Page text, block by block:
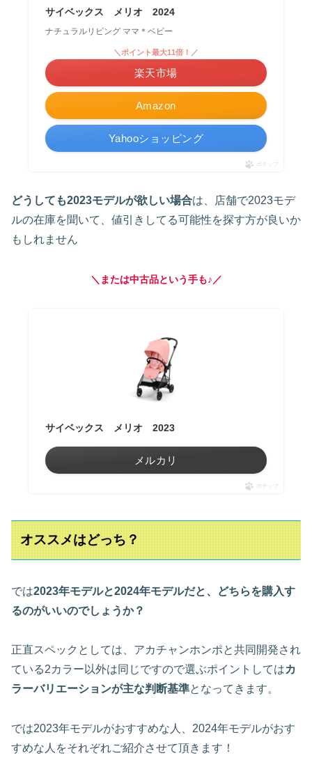
サイベックス メリオ 2024
ナチュラルリビング ママ＊ベビー
Amazon
＼ポイント最大11倍！／
楽天市場
Yahooショッピング
ポチップ
どうしても2023モデルが欲しい場合は、店舗で2023モデ
ルの在庫を聞いて、値引きしてる可能性を探す方が良いか
もしれません
＼または中古品という手も♪／
サイベックス メリオ 2023
メルカリ
ポチップ
オススメはどっち？
では2023年モデルと2024年モデルだと、どちらを購入す
るのがいいのでしょうか？
正直スペックとしては、アカチャンホンポと共同開発され
ている2カラー以外は同じですので選ぶポイントしてはカ
ラーバリエーションが主な判断基準となってきます。
では2023年モデルがおすすめな人、2024年モデルがおす
すめな人をそれぞれご紹介させて頂きます！